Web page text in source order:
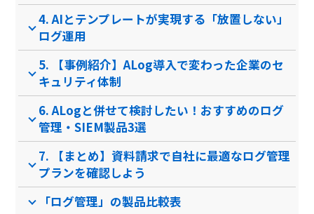
ソフト種別
推奨環境
クラウド型ソフト
PCブラウザ
電話 / メール / チャット
/
クラウド型ソフト
電話 / メール / チャット
電話 /
4. AIとテンプレートが実現する「放置しない」
ログ運用
5. 【事例紹介】ALog導入で変わった企業のセ
キュリティ体制
6. ALogと併せて検討したい！おすすめのログ
管理・SIEM製品3選
7. 【まとめ】資料請求で自社に最適なログ管理
プランを確認しよう
「ログ管理」の製品比較表